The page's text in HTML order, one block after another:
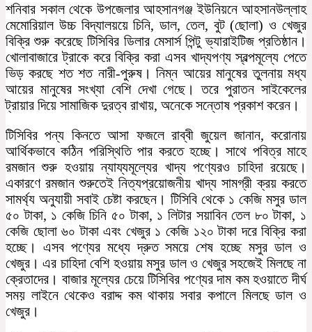
শনিবার সকাল থেকে উপজেলার আহসানগঞ্জ ইউনিয়নে আহসানউল্লাহ
মেমোরিয়াল উচ্চ বিদ্যালয়য়ে চিনি, ডাল, তেল, বুট (ছোলা) ও খেজুর
বিক্রি শুরু করেছে টিসিবির ডিলার মেসার্স পিন্টু ভ্যারাইটিজ প্রতিষ্ঠান।
খোলাবাজারে ট্রাকে করে বিক্রি করা এসব খাদ্যপণ্য স্বল্পমূল্যে পেতে
ভিড় করছে শত শত নারী-পুরুষ। নিম্ন আয়ের মানুষের তুলনায় মধ্য
আয়ের মানুষের সংখ্যা বেশি দেখা গেছে। তরে পুরাতন সাইকেলের
ট্রায়ার দিয়ে সামাজিক দুরত্ব রাখায়, অনেকে সন্তোষ প্রকাশ করেন।
টিসিবির পন্য কিনতে আসা ফজলে রাব্বী জুয়েল জানান, করোনায়
আর্থিকভাবে কঠিন পরিস্থিতি পার করতে হচ্ছে। সাথে পবিত্র মাহে
রমজান শুরু হওয়ায় ন্যায্যমূল্যের খাদ্য পণ্যেরও চাহিদা রয়েছে।
একারণে রমজান শুরুতেই নিত্যপ্রয়োজনীয় খাদ্য সামগ্রী ক্রয় করতে
সামর্থ্য অনুযায়ী সবাই চেষ্টা করছেন। টিসিবি থেকে ১ কেজি মসুর ডাল
৫০ টাকা, ১ কেজি চিনি ৫০ টাকা, ১ লিটার সয়াবিন তেল ৮০ টাকা, ১
কেজি ছোলা ৬০ টাকা এবং খেজুর ১ কেজি ১২০ টাকা দরে বিক্রি করা
হচ্ছে। এসব পণ্যের মধ্যে দ্রুত সময়ে শেষ হচ্ছে মসুর ডাল ও
খেজুর। এর চাহিদা বেশি হওয়ায় মসুর ডাল ও খেজুর সহজেই মিলছে না
ক্রেতাদের। বাজার মূল্যের চেয়ে টিসিবির পণ্যের দাম কম হওয়াতে দীর্ঘ
সময় লাইনে থেকেও বরাদ্দ কম থাকায় সবার কপালে মিলছে ডাল ও
খেজুর।